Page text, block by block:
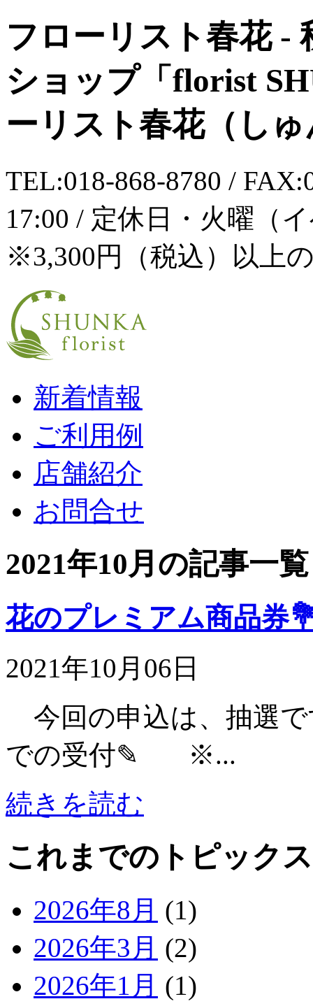
フローリスト春花 -
ショップ「florist
ーリスト春花（し
TEL:018-868-8780 /
17:00 / 定休日・火曜（
※3,300円（税込）以上
新着情報
ご利用例
店舗紹介
お問合せ
2021年10月の記事一覧
花のプレミアム商品券
2021年10月06日
今回の申込は、抽選で
での受付✎ ※...
続きを読む
これまでのトピックス
2026年8月 (1)
2026年3月 (2)
2026年1月 (1)